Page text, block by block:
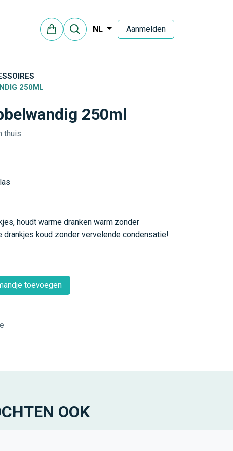
NL Aanmelden
250ML
250ml
thuis
houdt warme dranken warm zonder
drankjes koud zonder vervelende condensatie!
toevoegen
OOK